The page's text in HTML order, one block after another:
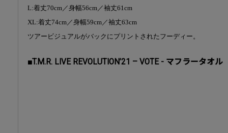
L:着丈70cm／身幅56cm／袖丈61cm
XL:着丈74cm／身幅59cm／袖丈63cm
ツアービジュアルがバックにプリントされたフーディー。
■T.M.R. LIVE REVOLUTION’21 – VOTE - マフラータオル